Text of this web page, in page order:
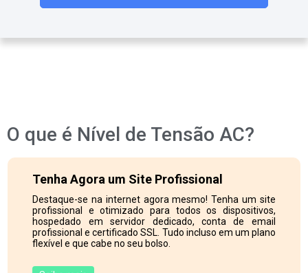
O que é Nível de Tensão AC?
Tenha Agora um Site Profissional
Destaque-se na internet agora mesmo! Tenha um site
profissional e otimizado para todos os dispositivos,
hospedado em servidor dedicado, conta de email
profissional e certificado SSL. Tudo incluso em um plano
flexível e que cabe no seu bolso.